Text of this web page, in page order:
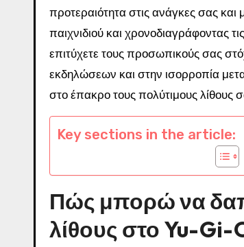
προτεραιότητα στις ανάγκες σας και
παιχνιδιού και χρονοδιαγράφοντας
επιτύχετε τους προσωπικούς σας
εκδηλώσεων και στην ισορροπία
στο έπακρο τους πολύτιμους λίθους
Key sections in the article:
Πώς μπορώ να
λίθους στο Yu-Gi-